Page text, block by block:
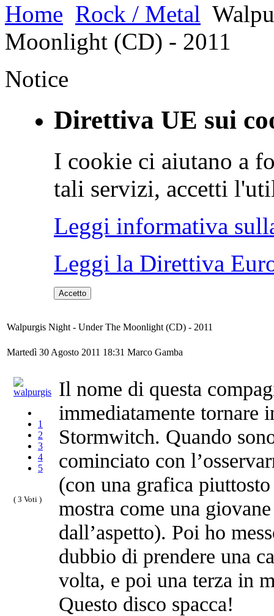
Home Rock / Metal
Moonlight (CD) - 2011
Notice
Direttiva UE sui
I cookie ci aiutano a
tali servizi, accetti
Leggi informativa
Leggi la Direttiva
Accetto
Walpurgis Night - Under The Moonlight (CD) - 2011
Martedì 30 Agosto 2011 18:31 Marco Gamba
1
2
3
4
5
( 3 Voti )
Il nome di questa
immediatamente tornare
Stormwitch. Quando
cominciato con
(con una grafica
mostra come una
dall’aspetto). Poi ho
dubbio di prendere una
volta, e poi una terza in
Questo disco spacca!